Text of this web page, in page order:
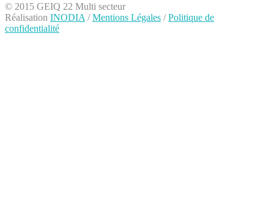
© 2015 GEIQ 22 Multi secteur
Réalisation INODIA /Mentions Légales /Politique de
confidentialité